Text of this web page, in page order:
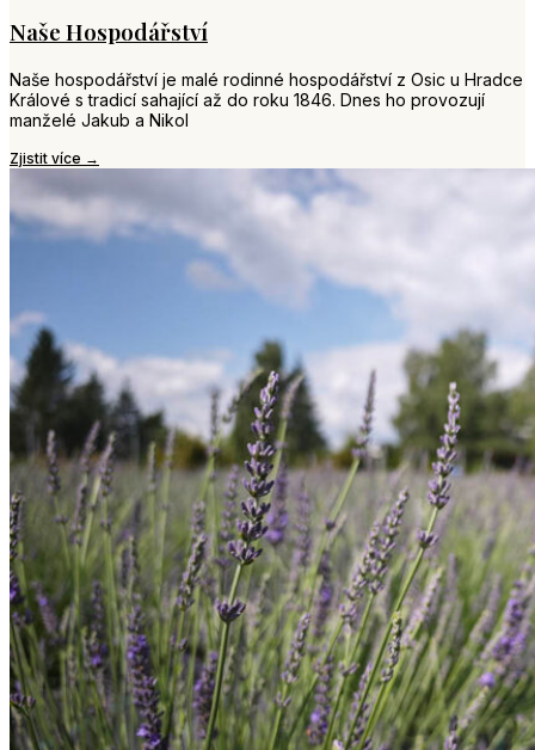
Naše Hospodářství
Naše hospodářství je malé rodinné hospodářství z Osic u Hradce
Králové s tradicí sahající až do roku 1846. Dnes ho provozují
manželé Jakub a Nikol
Zjistit více →